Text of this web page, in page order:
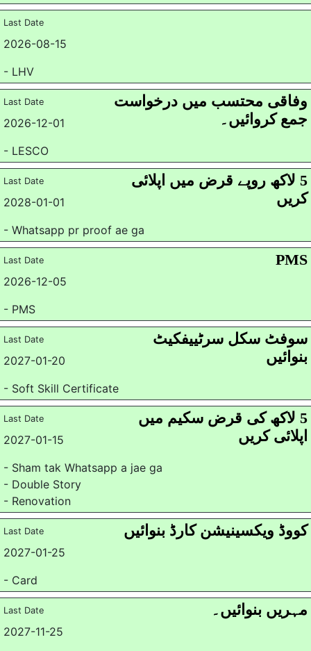
Last Date
2026-08-15
- LHV
Last Date
2026-12-01
وفاقی محتسب میں درخواست
جمع کروائیں۔
- LESCO
Last Date
2028-01-01
5 لاکھ روپے قرض میں اپلائی
کریں
- Whatsapp pr proof ae ga
Last Date
2026-12-05
PMS
- PMS
Last Date
2027-01-20
سوفٹ سکل سرٹییفکیٹ
بنوائیں
- Soft Skill Certificate
Last Date
2027-01-15
5 لاکھ کی قرض سکیم میں
اپلائی کریں
- Sham tak Whatsapp a jae ga
- Double Story
- Renovation
Last Date
2027-01-25
کووڈ ویکسینیشن کارڈ بنوائیں
- Card
Last Date
2027-11-25
مہریں بنوائیں۔